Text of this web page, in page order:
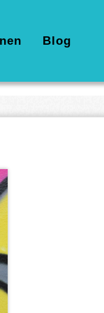
Blog